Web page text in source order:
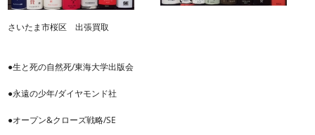
さいたま市桜区 出張買取
●生と死の自然死/東海大学出版会
●永遠の少年/ダイヤモンド社
●オープン&クローズ戦略/SE